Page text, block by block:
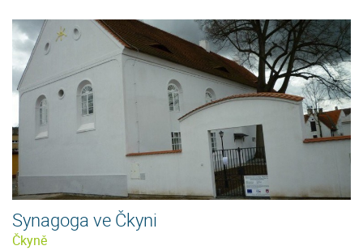
Synagoga ve Čkyni
Čkyně